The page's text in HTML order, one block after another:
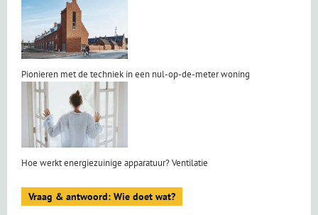
Pionieren met de techniek in een nul-op-de-meter woning
Hoe werkt energiezuinige apparatuur? Ventilatie
Vraag & antwoord: Wie doet wat?